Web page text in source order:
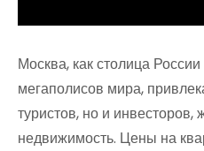
Москва, как столица
мегаполисов мира,
туристов, но и
недвижимость. Цены на